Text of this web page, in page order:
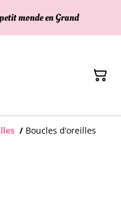
monde en Grand
/ Boucles d’oreilles